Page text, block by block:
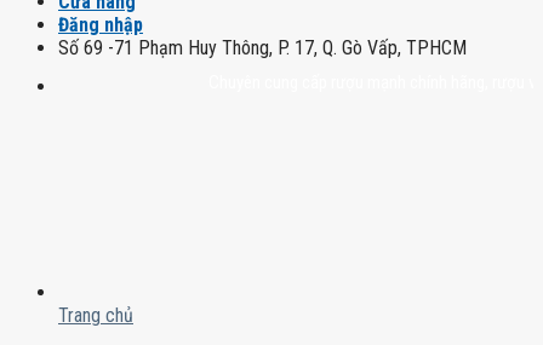
Đăng nhập
Số 69 -71 Phạm Huy Thông, P. 17, Q. Gò Vấp, TPHCM
Trang chủ